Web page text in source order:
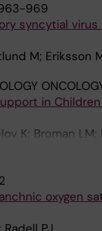
969
syncytial
M; Eriksson
in
K; Broman LM;
L;
oxygen